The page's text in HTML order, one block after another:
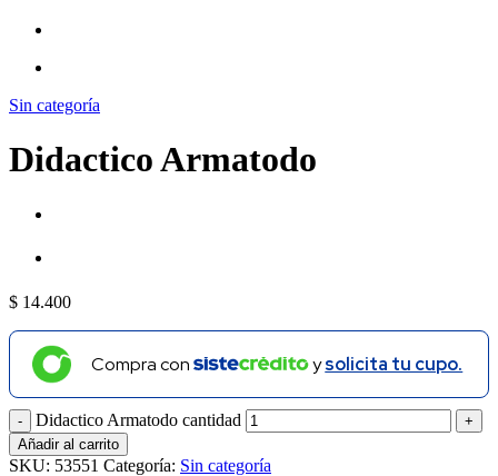
Sin categoría
Didactico Armatodo
$ 14.400
Compra con ysolicita tu cupo.
Didactico Armatodo cantidad
Añadir al carrito
SKU: 53551 Categoría: Sin categoría